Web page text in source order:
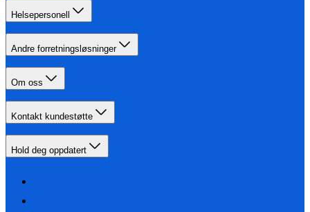
Helsepersonell
Andre forretningsløsninger
Om oss
Kontakt kundestøtte
Hold deg oppdatert